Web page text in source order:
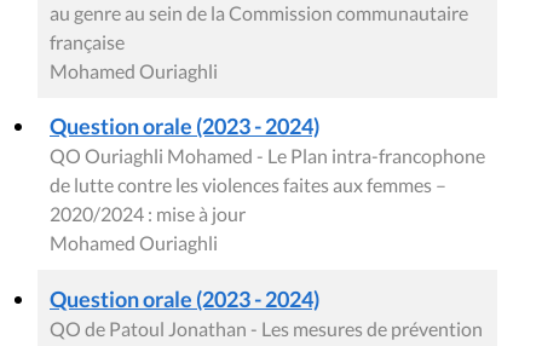
au genre au sein de la Commission communautaire
française
Mohamed Ouriaghli
Question orale (2023 - 2024)
QO Ouriaghli Mohamed - Le Plan intra-francophone
de lutte contre les violences faites aux femmes –
2020/2024 : mise à jour
Mohamed Ouriaghli
Question orale (2023 - 2024)
QO de Patoul Jonathan - Les mesures de prévention